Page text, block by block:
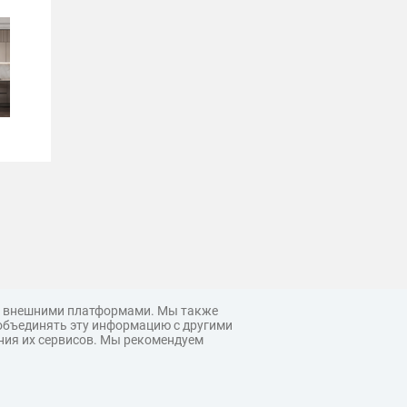
внешними платформами. Мы также
эту информацию с другими
их сервисов. Мы рекомендуем